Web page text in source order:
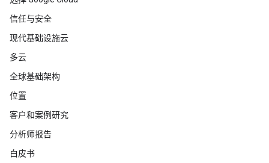
信任与安全
现代基础设施云
多云
全球基础架构
位置
客户和案例研究
分析师报告
白皮书